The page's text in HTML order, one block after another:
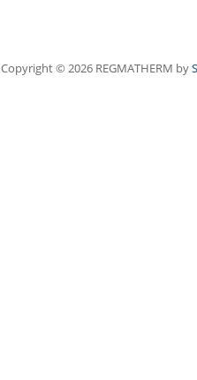
Copyright© 2026 REGMATHERM by